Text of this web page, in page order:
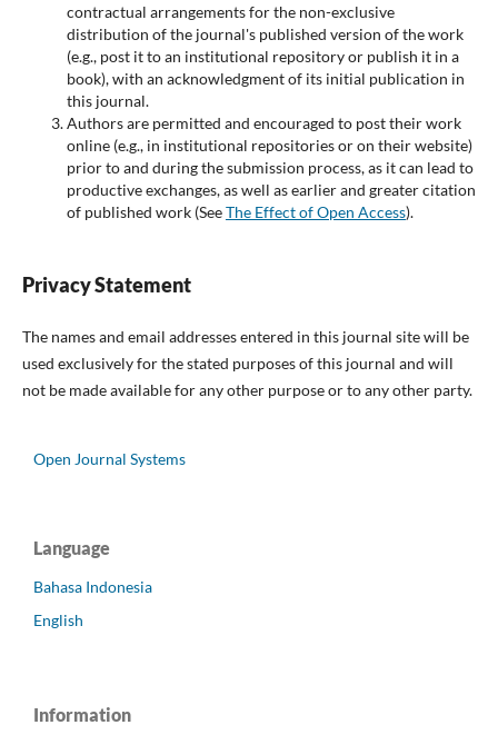
contractual arrangements for the non-exclusive
distribution of the journal's published version of the work
(e.g., post it to an institutional repository or publish it in a
book), with an acknowledgment of its initial publication in
this journal.
Authors are permitted and encouraged to post their work
online (e.g., in institutional repositories or on their website)
prior to and during the submission process, as it can lead to
productive exchanges, as well as earlier and greater citation
of published work (SeeThe Effect of Open Access).
Privacy Statement
The names and email addresses entered in this journal site will be
used exclusively for the stated purposes of this journal and will
not be made available for any other purpose or to any other party.
Open Journal Systems
Language
Bahasa Indonesia
English
Information